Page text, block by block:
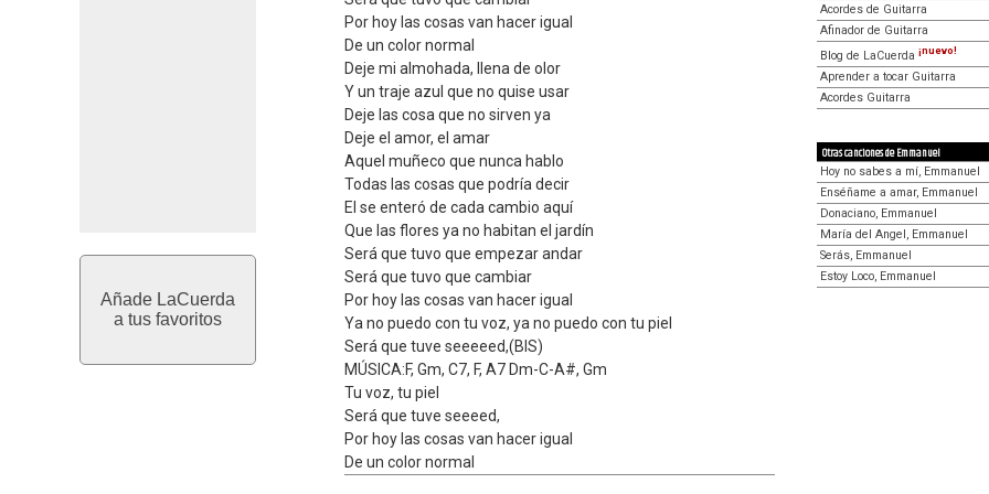
Añade LaCuerda
a tus favoritos
Por hoy las cosas van hacer igual
De un color normal
Deje mi almohada, llena de olor
Y un traje azul que no quise usar
Deje las cosa que no sirven ya
Deje el amor, el amar
Aquel muñeco que nunca hablo
Todas las cosas que podría decir
El se enteró de cada cambio aquí
Que las flores ya no habitan el jardín
Será que tuvo que empezar andar
Será que tuvo que cambiar
Por hoy las cosas van hacer igual
Ya no puedo con tu voz, ya no puedo con tu piel
Será que tuve seeeeed,(BIS)
MÚSICA:F, Gm, C7, F, A7 Dm-C-A#, Gm
Tu voz, tu piel
Será que tuve seeeed,
Por hoy las cosas van hacer igual
De un color normal
Acordes de Guitarra
Afinador de Guitarra
Blog de LaCuerda ¡nuevo!
Aprender a tocar Guitarra
Acordes Guitarra
Otras canciones de Emmanuel
Hoy no sabes a mí, Emmanuel
Enséñame a amar, Emmanuel
Donaciano, Emmanuel
María del Angel, Emmanuel
Serás, Emmanuel
Estoy Loco, Emmanuel